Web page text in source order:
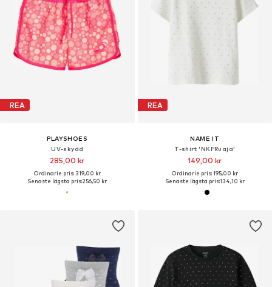
REA
PLAYSHOES
UV-skydd
285,00 kr
Ordinarie pris: 319,00 kr
Senaste lägsta pris:256,50 kr
REA
NAME IT
T-shirt 'NKFRuaja'
149,00 kr
Ordinarie pris: 195,00 kr
Senaste lägsta pris:134,10 kr